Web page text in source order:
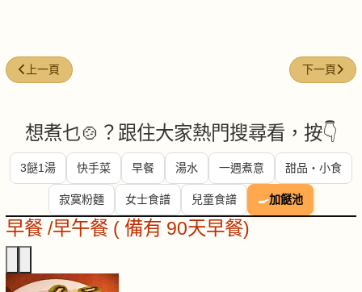
上一篇文章: 韭菜花炒肉絲
上一頁 下一篇文章
下一頁
想煮乜🍲？跟住大家熱門搜尋看，按👇
3餸1湯 快手菜 早餐 湯水 一週煮意 甜品・小食
寂寞粉麵 女士食譜 兒童食譜 🍳加餸池
早餐 /早午餐 ( 備有 90天早餐)